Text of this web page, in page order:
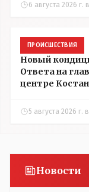
6 августа 2026 г.
ПРОИСШЕСТВИЯ
Новый
Ответа на
центре
5 августа 2026 г.
Новости